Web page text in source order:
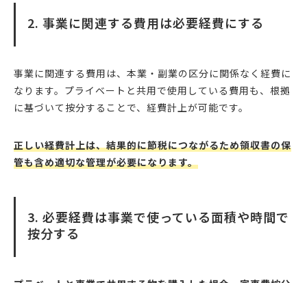
2. 事業に関連する費用は必要経費にする
事業に関連する費用は、本業・副業の区分に関係なく経費に
なります。プライベートと共用で使用している費用も、根拠
に基づいて按分することで、経費計上が可能です。
正しい経費計上は、結果的に節税につながるため領収書の保
管も含め適切な管理が必要になります。
3. 必要経費は事業で使っている面積や時間で
按分する